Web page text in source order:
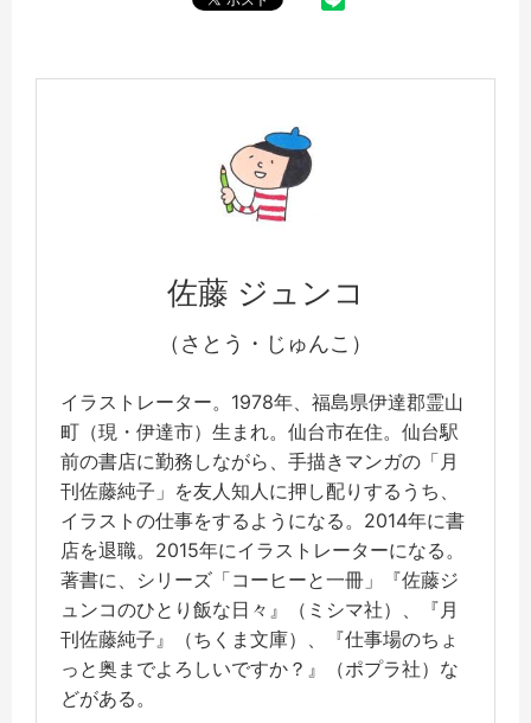
佐藤 ジュンコ
（さとう・じゅんこ）
イラストレーター。1978年、福島県伊達郡霊山
町（現・伊達市）生まれ。仙台市在住。仙台駅
前の書店に勤務しながら、手描きマンガの「月
刊佐藤純子」を友人知人に押し配りするうち、
イラストの仕事をするようになる。2014年に書
店を退職。2015年にイラストレーターになる。
著書に、シリーズ「コーヒーと一冊」『佐藤ジ
ュンコのひとり飯な日々』（ミシマ社）、『月
刊佐藤純子』（ちくま文庫）、『仕事場のちょ
っと奥までよろしいですか？』（ポプラ社）な
どがある。